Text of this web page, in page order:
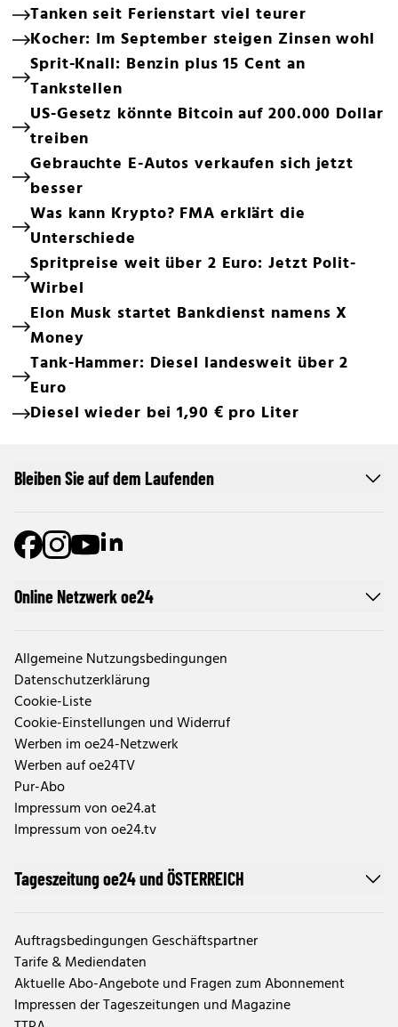
Tanken seit Ferienstart viel teurer
Kocher: Im September steigen Zinsen wohl
Sprit-Knall: Benzin plus 15 Cent an
Tankstellen
US-Gesetz könnte Bitcoin auf 200.000 Dollar
treiben
Gebrauchte E-Autos verkaufen sich jetzt
besser
Was kann Krypto? FMA erklärt die
Unterschiede
Spritpreise weit über 2 Euro: Jetzt Polit-
Wirbel
Elon Musk startet Bankdienst namens X
Money
Tank-Hammer: Diesel landesweit über 2
Euro
Diesel wieder bei 1,90 € pro Liter
Online Netzwerk oe24
Allgemeine Nutzungsbedingungen
Datenschutzerklärung
Cookie-Liste
Cookie-Einstellungen und Widerruf
Werben im oe24-Netzwerk
Werben auf oe24TV
Pur-Abo
Impressum von oe24.at
Impressum von oe24.tv
Tageszeitung oe24 und ÖSTERREICH
Auftragsbedingungen Geschäftspartner
Tarife & Mediendaten
Aktuelle Abo-Angebote und Fragen zum Abonnement
Impressen der Tageszeitungen und Magazine
Bleiben Sie auf dem Laufenden